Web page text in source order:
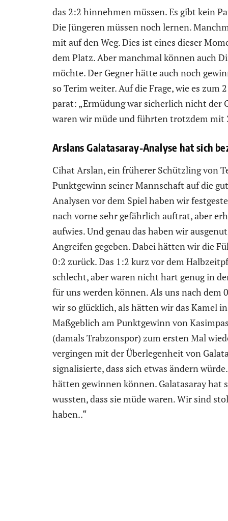
das 2:2 hinnehmen müssen. Es gibt kein
Die Jüngeren müssen noch lernen.
mit auf den Weg. Dies ist eines dieser
dem Platz. Aber manchmal können auch
möchte. Der Gegner hätte auch noch
so Terim weiter. Auf die Frage, wie es
parat: „Ermüdung war sicherlich nicht der
waren wir müde und führten trotzdem mit
Arslans Galatasaray-Analyse hat sich
Cihat Arslan, ein früherer Schützling von
Punktgewinn seiner Mannschaft auf die
Analysen vor dem Spiel haben wir
nach vorne sehr gefährlich auftrat, aber
aufwies. Und genau das haben wir
Angreifen gegeben. Dabei hätten wir die
0:2 zurück. Das 1:2 kurz vor dem
schlecht, aber waren nicht hart genug in
für uns werden können. Als uns nach dem
wir so glücklich, als hätten wir das Kamel
Maßgeblich am Punktgewinn von
(damals Trabzonspor) zum ersten Mal
vergingen mit der Überlegenheit von
signalisierte, dass sich etwas ändern
hätten gewinnen können. Galatasaray hat
wussten, dass sie müde waren. Wir sind
haben..“